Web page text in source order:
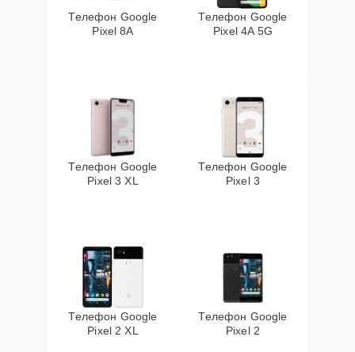
Телефон Google
Pixel 8A
Телефон Google
Pixel 4A 5G
Телефон Google
Pixel 3 XL
Телефон Google
Pixel 3
Телефон Google
Pixel 2 XL
Телефон Google
Pixel 2